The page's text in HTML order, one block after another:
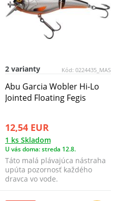
Kód: 0224435_MAS
2 varianty
Abu Garcia Wobler Hi-Lo
Jointed Floating Fegis
12,54 EUR
1 ks Skladom
U vás doma: streda 12.8.
Táto malá plávajúca nástraha
upúta pozornosť každého
dravca vo vode.